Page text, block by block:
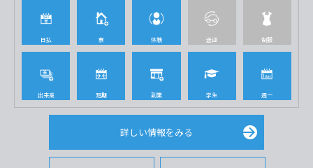
日払 寮 体験 送迎 制服
出来高 短期 副業 学生 週一
詳しい情報をみる